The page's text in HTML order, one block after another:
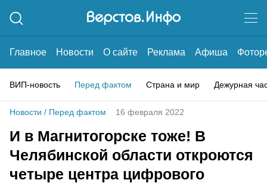
Главное Новости О сайте Реклама Афиша
ВИП-новость Перед фактом Страна и мир Дежурная
Новости / Перед фактом 16 февраля 2022
И в Магнитогорске тоже! В
Челябинской области откроются
четыре центра цифрового